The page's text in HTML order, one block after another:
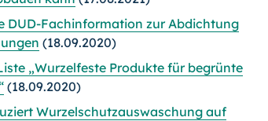
DUD-Fachinformation zur Abdichtung
(18.09.2020)
„Wurzelfeste Produkte für begrünte
(18.09.2020)
Wurzelschutzauswaschung auf